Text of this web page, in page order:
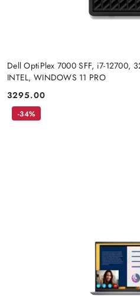
Dell OptiPlex 7000 SFF, i7-12700,
INTEL, WINDOWS 11 PRO
Cena:
3295.00
-34%